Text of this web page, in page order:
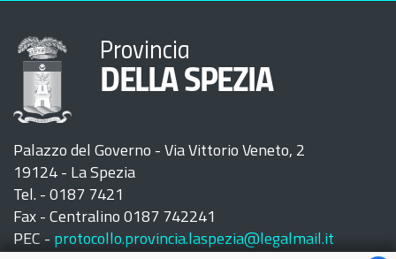
Provincia
DELLA SPEZIA
Palazzo del Governo - Via Vittorio Veneto, 2
19124 - La Spezia
Tel. - 0187 7421
Fax - Centralino 0187 742241
PEC - protocollo.provincia.laspezia@legalmail.it